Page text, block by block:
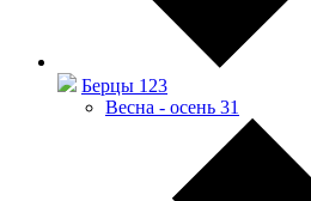
Берцы 123
Весна - осень 31